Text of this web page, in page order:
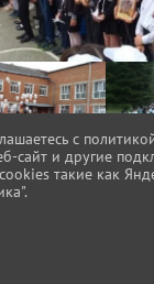
с
сайт и другие
такие как